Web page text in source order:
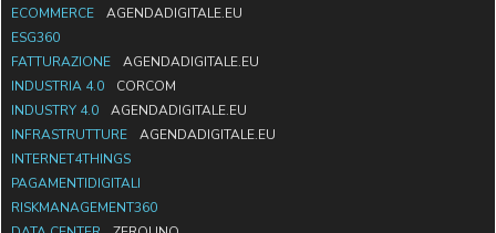
ECOMMERCE
AGENDADIGITALE.EU
ESG360
FATTURAZIONE
AGENDADIGITALE.EU
INDUSTRIA 4.0
CORCOM
INDUSTRY 4.0
AGENDADIGITALE.EU
INFRASTRUTTURE
AGENDADIGITALE.EU
INTERNET4THINGS
PAGAMENTIDIGITALI
RISKMANAGEMENT360